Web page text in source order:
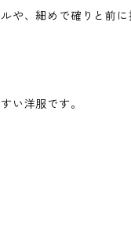
や、細めで確りと前
い洋服です。